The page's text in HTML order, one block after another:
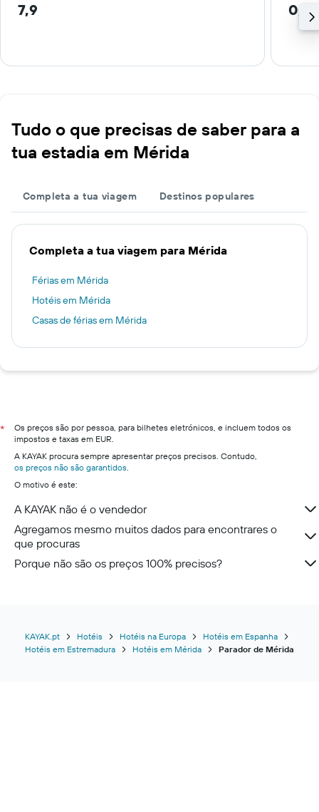
7,9 0,5
Tudo o que precisas de saber para a
tua estadia em Mérida
Completa a tua viagem Destinos populares
Completa a tua viagem para Mérida
Férias em Mérida
Hotéis em Mérida
Casas de férias em Mérida
*
Os preços são por pessoa, para bilhetes eletrónicos, e incluem todos os
impostos e taxas em EUR.
A KAYAK procura sempre apresentar preços precisos. Contudo,
os preços não são garantidos.
O motivo é este:
A KAYAK não é o vendedor
Agregamos mesmo muitos dados para encontrares o
que procuras
Porque não são os preços 100% precisos?
KAYAK.pt Hotéis Hotéis na Europa
Hotéis em Espanha
Hotéis em Estremadura
Hotéis em Mérida Parador de Mérida